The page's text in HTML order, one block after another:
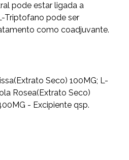
pode estar ligada a
Triptofano pode ser
como coadjuvante.
Seco) 100MG; L-
Rosea(Extrato Seco)
- Excipiente qsp.